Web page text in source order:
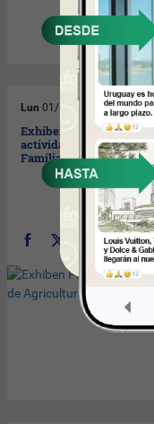
Lun 01/12/2014
Exhiben Prototipo en
actividad de Agricultura
Familiar